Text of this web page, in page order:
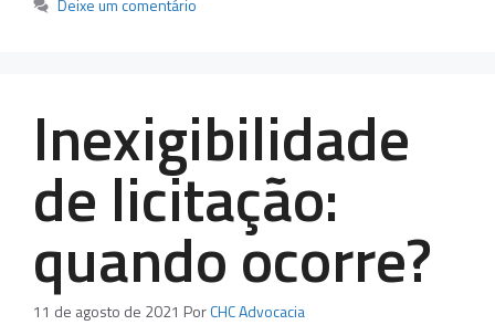
Deixe um comentário
Inexigibilidade
de licitação:
quando ocorre?
11 de agosto de 2021 PorCHC Advocacia